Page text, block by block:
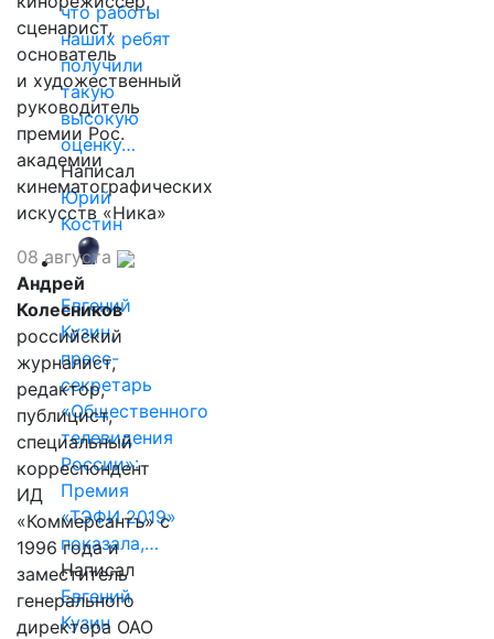
что работы
наших ребят
получили
такую
высокую
оценку…
Написал
Юрий
Костин
Евгений
Кузин,
пресс-
секретарь
«Общественного
телевидения
России»:
Премия
«ТЭФИ 2019»
показала,…
Написал
Евгений
Кузин
сценарист,
основатель
и художественный
руководитель
премии Рос.
академии
кинематографических
искусств «Ника»
08 августа
Андрей
Колесников
российский
журналист,
редактор,
публицист,
специальный
корреспондент
ИД
«Коммерсантъ» с
1996 года и
заместитель
генерального
директора ОАО